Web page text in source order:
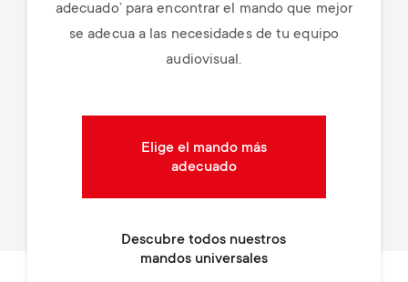
adecuado’ para encontrar el mando que mejor
se adecua a las necesidades de tu equipo
audiovisual.
Elige el mando más
adecuado
Descubre todos nuestros
mandos universales